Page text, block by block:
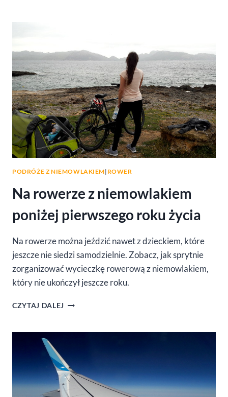
PODRÓŻE Z NIEMOWLAKIEM| ROWER
Na rowerze z niemowlakiem
poniżej pierwszego roku życia
Na rowerze można jeździć nawet z dzieckiem, które
jeszcze nie siedzi samodzielnie. Zobacz, jak sprytnie
zorganizować wycieczkę rowerową z niemowlakiem,
który nie ukończył jeszcze roku.
CZYTAJ DALEJ NA
NIEMOWLAKIEM
ROKU
ŻYCIA